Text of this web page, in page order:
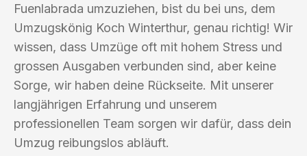
Fuenlabrada umzuziehen, bist du bei uns, dem
Umzugskönig Koch Winterthur, genau richtig! Wir
wissen, dass Umzüge oft mit hohem Stress und
grossen Ausgaben verbunden sind, aber keine
Sorge, wir haben deine Rückseite. Mit unserer
langjährigen Erfahrung und unserem
professionellen Team sorgen wir dafür, dass dein
Umzug reibungslos abläuft.